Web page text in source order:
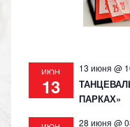
ki
ИЮН
13
13 июня @
ПАРКАХ»
28 июня @